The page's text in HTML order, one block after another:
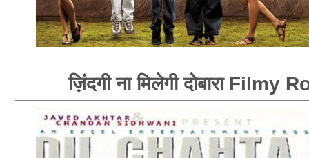
ज़िंदगी ना मिलेगी दोबारा Filmy